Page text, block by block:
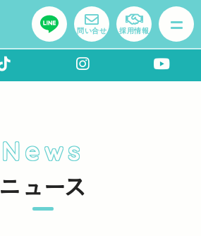
問い合せ 採用情報
News
ニュース